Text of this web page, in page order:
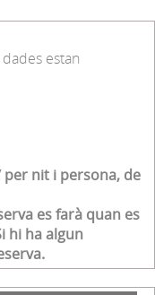
estan
per nit i persona, de
es farà quan es
hi ha algun